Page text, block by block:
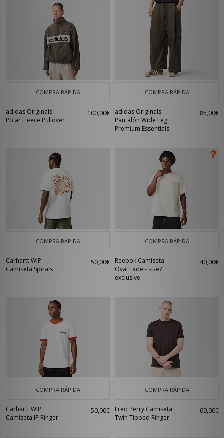
COMPRA RÁPIDA
adidas Originals
Polar Fleece Pullover
100,00€
COMPRA RÁPIDA
adidas Originals
Pantalón Wide Leg
Premium Essentials
85,00€
COMPRA RÁPIDA
Carhartt WIP
Camiseta Spirals
50,00€
COMPRA RÁPIDA
Reebok Camiseta
Oval Fade - size?
exclusive
40,00€
COMPRA RÁPIDA
Carhartt WIP
Camiseta IP Ringer
50,00€
COMPRA RÁPIDA
Fred Perry Camiseta
Twin Tipped Ringer
60,00€